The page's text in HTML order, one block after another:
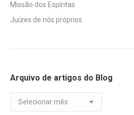
Missão dos Espíritas
Juízes de nós próprios
Arquivo de artigos do Blog
Arquivo
de